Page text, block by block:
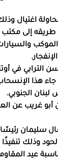
اغتيال
إلى مكتب
جاء هذا
لبنان الجنوبي.
أبو غريب عن
سليمان
وذلك تنفيذًا
عيد